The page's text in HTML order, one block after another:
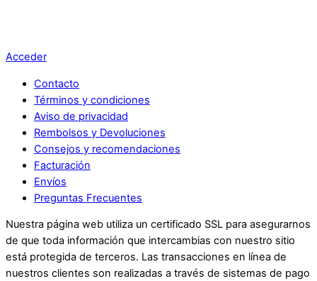
Acceder
Contacto
Términos y condiciones
Aviso de privacidad
Rembolsos y Devoluciones
Consejos y recomendaciones
Facturación
Envíos
Preguntas Frecuentes
Nuestra página web utiliza un certificado SSL para asegurarnos
de que toda información que intercambias con nuestro sitio
está protegida de terceros. Las transacciones en línea de
nuestros clientes son realizadas a través de sistemas de pago